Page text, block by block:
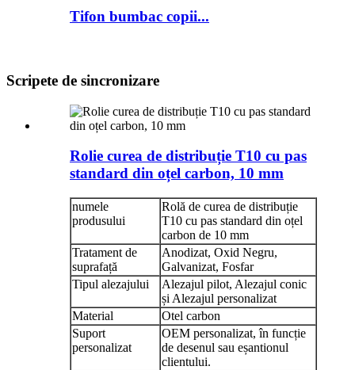
Tifon bumbac copii...
Scripete de sincronizare
Rolie curea de distribuție T10 cu pas
standard din oțel carbon, 10 mm
numele
produsului
Rolă de curea de distribuție
T10 cu pas standard din oțel
carbon de 10 mm
Tratament de
suprafață
Anodizat, Oxid Negru,
Galvanizat, Fosfar
Tipul alezajului
Alezajul pilot, Alezajul conic
și Alezajul personalizat
Material
Otel carbon
Suport
personalizat
OEM personalizat, în funcție
de desenul sau eșantionul
clientului.